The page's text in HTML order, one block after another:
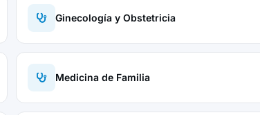
Ginecología y Obstetricia
Medicina de Familia